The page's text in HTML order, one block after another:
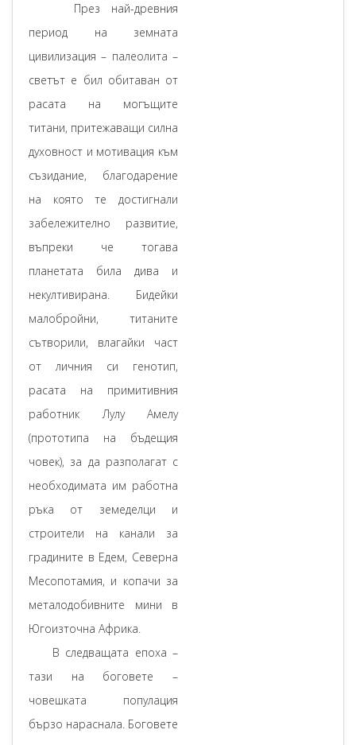
През най-древния
период на земната
цивилизация – палеолита –
светът е бил обитаван от
расата на могъщите
титани, притежаващи силна
духовност и мотивация към
съзидание, благодарение
на която те достигнали
забележително развитие,
въпреки че тогава
планетата била дива и
некултивирана. Бидейки
малобройни, титаните
сътворили, влагайки част
от личния си генотип,
расата на примитивния
работник Лулу Амелу
(прототипа на бъдещия
човек), за да разполагат с
необходимата им работна
ръка от земеделци и
строители на канали за
градините в Едем, Северна
Месопотамия, и копачи за
металодобивните мини в
Югоизточна Африка.
В следващата епоха –
тази на боговете –
човешката популация
бързо нараснала. Боговете